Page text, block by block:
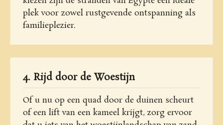
plek voor zowel rustgevende ontspanning als
familieplezier.
4. Rijd door de Woestijn
Of u nu op een quad door de duinen scheurt
of een lift van een kameel krijgt, zorg ervoor